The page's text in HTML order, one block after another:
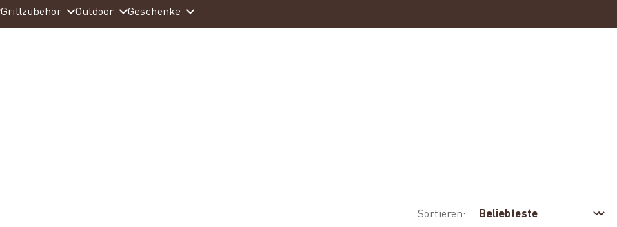
Grillzubehör Outdoor Geschenke
Sortieren: